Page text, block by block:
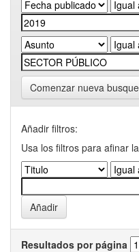
Comenzar nueva
Añadir filtros:
Usa los filtros para afinar
Resultados por página